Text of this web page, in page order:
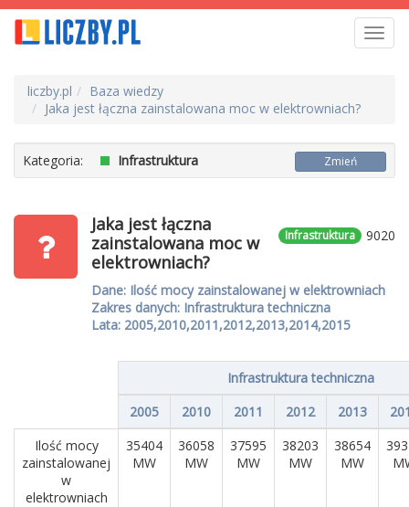
liczby.pl
Baza wiedzy
Jaka jest łączna zainstalowana moc w elektrowniach?
Kategoria: Infrastruktura Zmień
9020
Infrastruktura
Jaka jest łączna
zainstalowana moc w
elektrowniach?
Dane: Ilość mocy zainstalowanej w elektrowniach
Zakres danych: Infrastruktura techniczna
Lata: 2005,2010,2011,2012,2013,2014,2015
Infrastruktura techniczna
2005
2010 2011 2012 2013
Ilość mocy
zainstalowanej
w
elektrowniach
35404
MW
36058
MW
37595
MW
38203
MW
38654
MW